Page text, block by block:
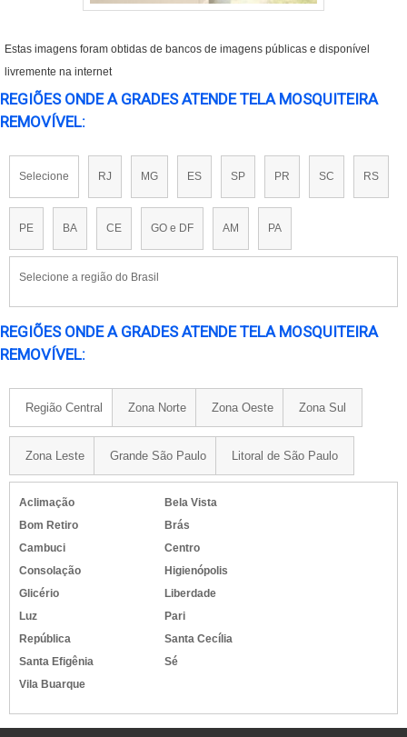
Estas imagens foram obtidas de bancos de imagens públicas e disponível
livremente na internet
REGIÕES ONDE A GRADES ATENDE TELA MOSQUITEIRA
REMOVÍVEL:
Selecione RJ MG ES SP PR SC RS
PE BA CE GO e DF AM PA
Selecione a região do Brasil
REGIÕES ONDE A GRADES ATENDE TELA MOSQUITEIRA
REMOVÍVEL:
Região Central Zona Norte Zona Oeste Zona Sul
Zona Leste Grande São Paulo Litoral de São Paulo
Aclimação
Bela Vista
Bom Retiro
Brás
Cambuci
Centro
Consolação
Higienópolis
Glicério
Liberdade
Luz
Pari
República
Santa Cecília
Santa Efigênia
Sé
Vila Buarque